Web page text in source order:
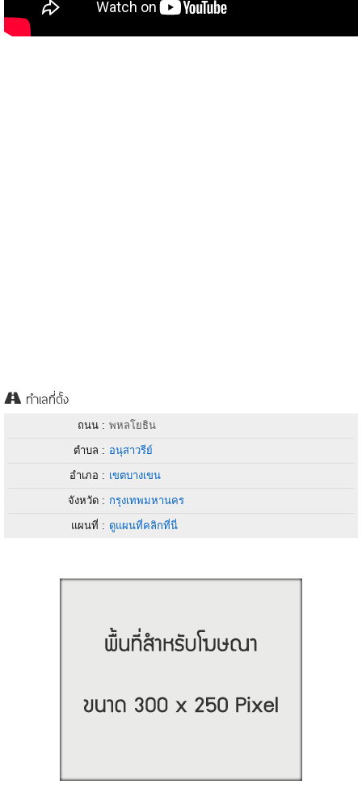
ทำเลที่ตั้ง
ถนน : พหลโยธิน
ตำบล : อนุสาวรีย์
อำเภอ : เขตบางเขน
จังหวัด : กรุงเทพมหานคร
แผนที่ : ดูแผนที่คลิกที่นี่